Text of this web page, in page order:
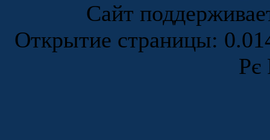
Сайт
Открытие страницы:
Рє